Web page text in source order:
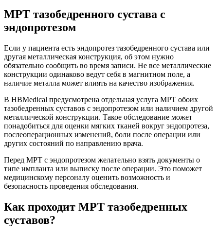
МРТ тазобедренного сустава с
эндопротезом
Если у пациента есть эндопротез тазобедренного сустава или
другая металлическая конструкция, об этом нужно
обязательно сообщить во время записи. Не все металлические
конструкции одинаково ведут себя в магнитном поле, а
наличие металла может влиять на качество изображения.
В HBMedical предусмотрена отдельная услуга МРТ обоих
тазобедренных суставов с эндопротезом или наличием другой
металлической конструкции. Такое обследование может
понадобиться для оценки мягких тканей вокруг эндопротеза,
послеоперационных изменений, боли после операции или
других состояний по направлению врача.
Перед МРТ с эндопротезом желательно взять документы о
типе импланта или выписку после операции. Это поможет
медицинскому персоналу оценить возможность и
безопасность проведения обследования.
Как проходит МРТ тазобедренных
суставов?